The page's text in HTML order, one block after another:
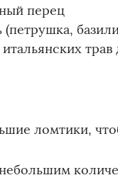
перец
трав
ломтики,